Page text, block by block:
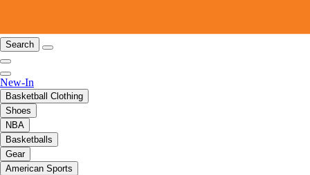
Search
New-In
Basketball Clothing
Shoes
NBA
Basketballs
Gear
American Sports